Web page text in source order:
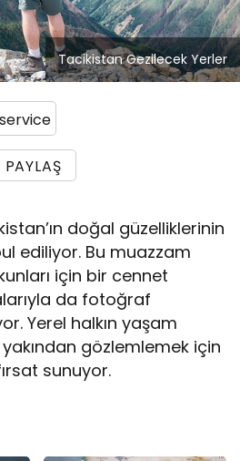
Tacikistan Gezilecek Yerler
PAYLAŞ
doğal güzelliklerinin
ediliyor. Bu muazzam
için bir cennet
da fotoğraf
Yerel halkın yaşam
yakından gözlemlemek için
sunuyor.